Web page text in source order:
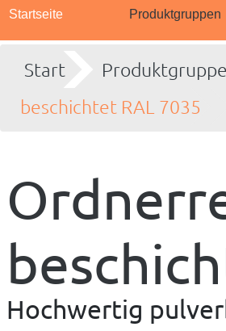
Startseite Produktgruppen
Start
beschichtet RAL 7035
Hochwertig